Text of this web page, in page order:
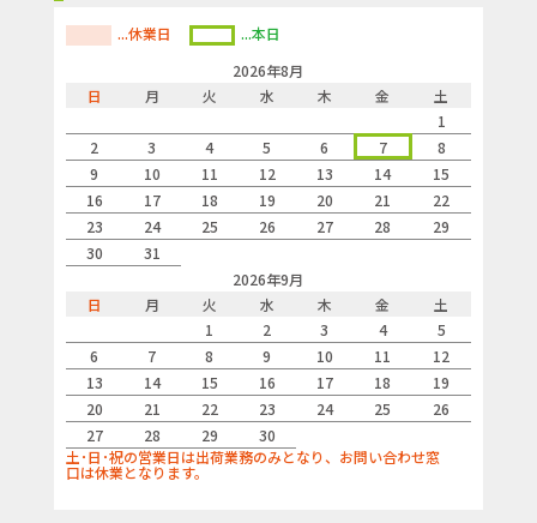
...休業日
...本日
2026年8月
日
月 火 水 木 金
土
1
2
3 4 5 6 7
8
9
10 11 12 13 14
15
16
17 18 19 20 21
22
23
24 25 26 27 28
29
30
31
2026年9月
日
月 火 水 木 金
土
1
2 3 4
5
6
7 8 9 10 11
12
13
14 15 16 17 18
19
20
21 22 23 24 25
26
27
28 29
30
土･日･祝の営業日は出荷業務のみとなり、お問い合わせ窓
口は休業となります。